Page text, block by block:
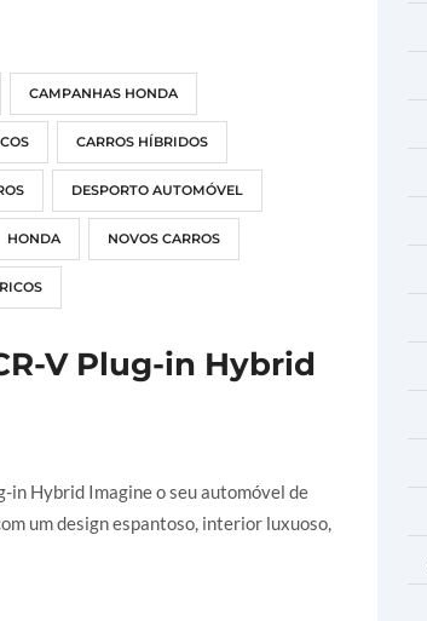
CAMPANHAS HONDA
CARROS HÍBRIDOS
DESPORTO AUTOMÓVEL
HONDA NOVOS CARROS
V Plug-in Hybrid
in Hybrid Imagine o seu automóvel de
um design espantoso, interior luxuoso,